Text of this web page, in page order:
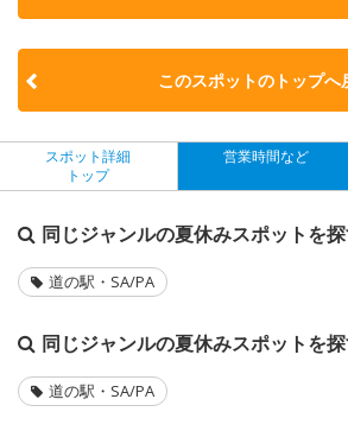
このスポットのトップへ
スポット詳細
トップ
営業時間など
同じジャンルの夏休みスポットを探
道の駅・SA/PA
同じジャンルの夏休みスポットを探
道の駅・SA/PA